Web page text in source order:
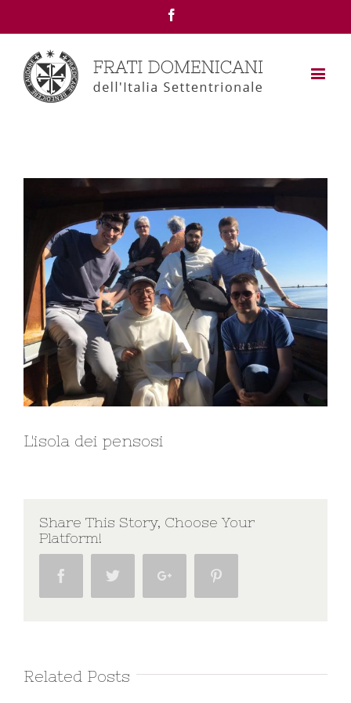
Image
L'isola dei pensosi
Share This Story, Choose Your
Platform!
Facebook Twitter Google+
Related Posts